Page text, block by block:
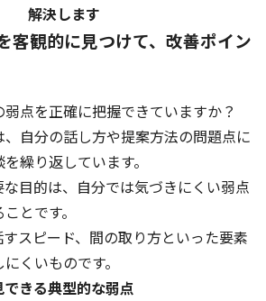
解決します
客観的に見つけて、改善ポイン
点を正確に把握できていますか？
自分の話し方や提案方法の問題点に
繰り返しています。
目的は、自分では気づきにくい弱点
とです。
スピード、間の取り方といった要素
くいものです。
きる典型的な弱点